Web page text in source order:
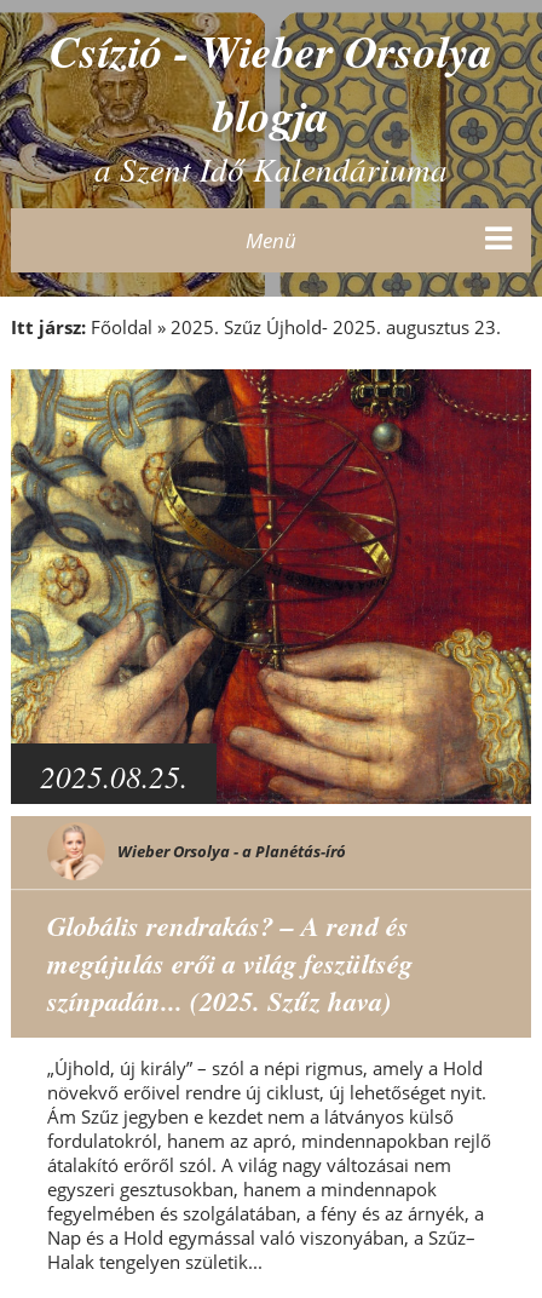
Csízió - Wieber Orsolya
blogja
a Szent Idő Kalendáriuma
Menü
Itt jársz: Főoldal » 2025. Szűz Újhold- 2025. augusztus 23.
2025.08.25.
Wieber Orsolya - a Planétás-író
Globális rendrakás? – A rend és
megújulás erői a világ feszültség
színpadán... (2025. Szűz hava)
„Újhold, új király” – szól a népi rigmus, amely a Hold
növekvő erőivel rendre új ciklust, új lehetőséget nyit.
Ám Szűz jegyben e kezdet nem a látványos külső
fordulatokról, hanem az apró, mindennapokban rejlő
átalakító erőről szól. A világ nagy változásai nem
egyszeri gesztusokban, hanem a mindennapok
fegyelmében és szolgálatában, a fény és az árnyék, a
Nap és a Hold egymással való viszonyában, a Szűz–
Halak tengelyen születik...